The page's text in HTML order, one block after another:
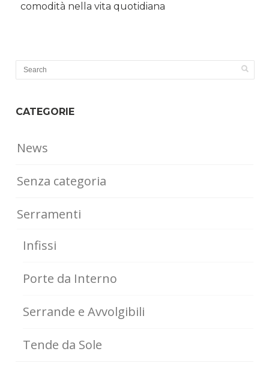
comodità nella vita quotidiana
CATEGORIE
News
Senza categoria
Serramenti
Infissi
Porte da Interno
Serrande e Avvolgibili
Tende da Sole